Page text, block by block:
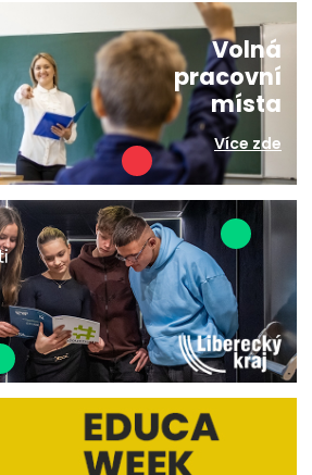
Volná
pracovní
místa
Více zde